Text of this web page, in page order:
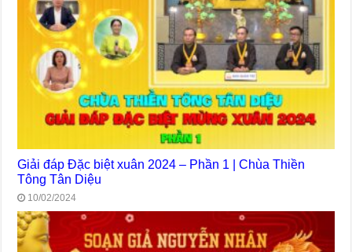
Giải đáp Đặc biệt xuân 2024 – Phần 1 | Chùa Thiền
Tông Tân Diệu
10/02/2024